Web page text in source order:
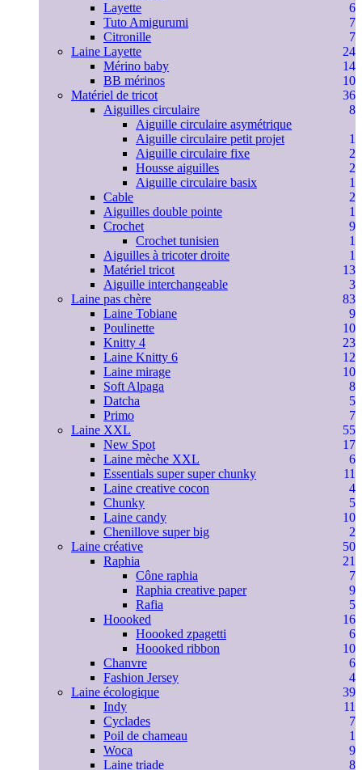
Layette
6
Tuto Amigurumi
7
Citronille
7
Laine Layette
24
Mérino baby
14
BB mérinos
10
Matériel de tricot
36
Aiguilles circulaire
8
Aiguille circulaire asymétrique
Aiguille circulaire petit projet
1
Aiguille circulaire fixe
2
Housse aiguilles
2
Aiguille circulaire basix
1
Cable
2
Aiguilles double pointe
1
Crochet
9
Crochet tunisien
1
Aiguilles à tricoter droite
1
Matériel tricot
13
Aiguille interchangeable
3
Laine pas chère
83
Laine Tobiane
9
Poulinette
10
Knitty 4
23
Laine Knitty 6
12
Laine mirage
10
Soft Alpaga
8
Datcha
5
Primo
7
Laine XXL
55
New Spot
17
Laine mèche XXL
6
Essentials super super chunky
11
Laine creative cocon
4
Chunky
5
Laine candy
10
Chenillove super big
2
Laine créative
50
Raphia
21
Cône raphia
7
Raphia creative paper
9
Rafia
5
Hoooked
16
Hoooked zpagetti
6
Hoooked ribbon
10
Chanvre
6
Fashion Jersey
4
Laine écologique
39
Indy
11
Cyclades
7
Poil de chameau
1
Woca
9
Laine triade
8